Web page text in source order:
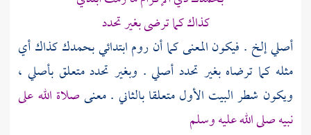
كذاك كما ترضى بغير تحدد
أصلي إلخ . فيكون المعنى كما أن روم ابتدائي بحمدك كذاك أي
مثله كما ترضاه بغير تحدد أصلي . وبغير تحدد متعلق بأصلي ،
ويكون شطر البيت الأول متعلقا بالثاني . معنىصلاة الله على
نبيه صلى الله عليه وسلم